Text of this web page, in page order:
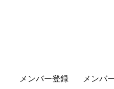
メンバー登録 メンバ